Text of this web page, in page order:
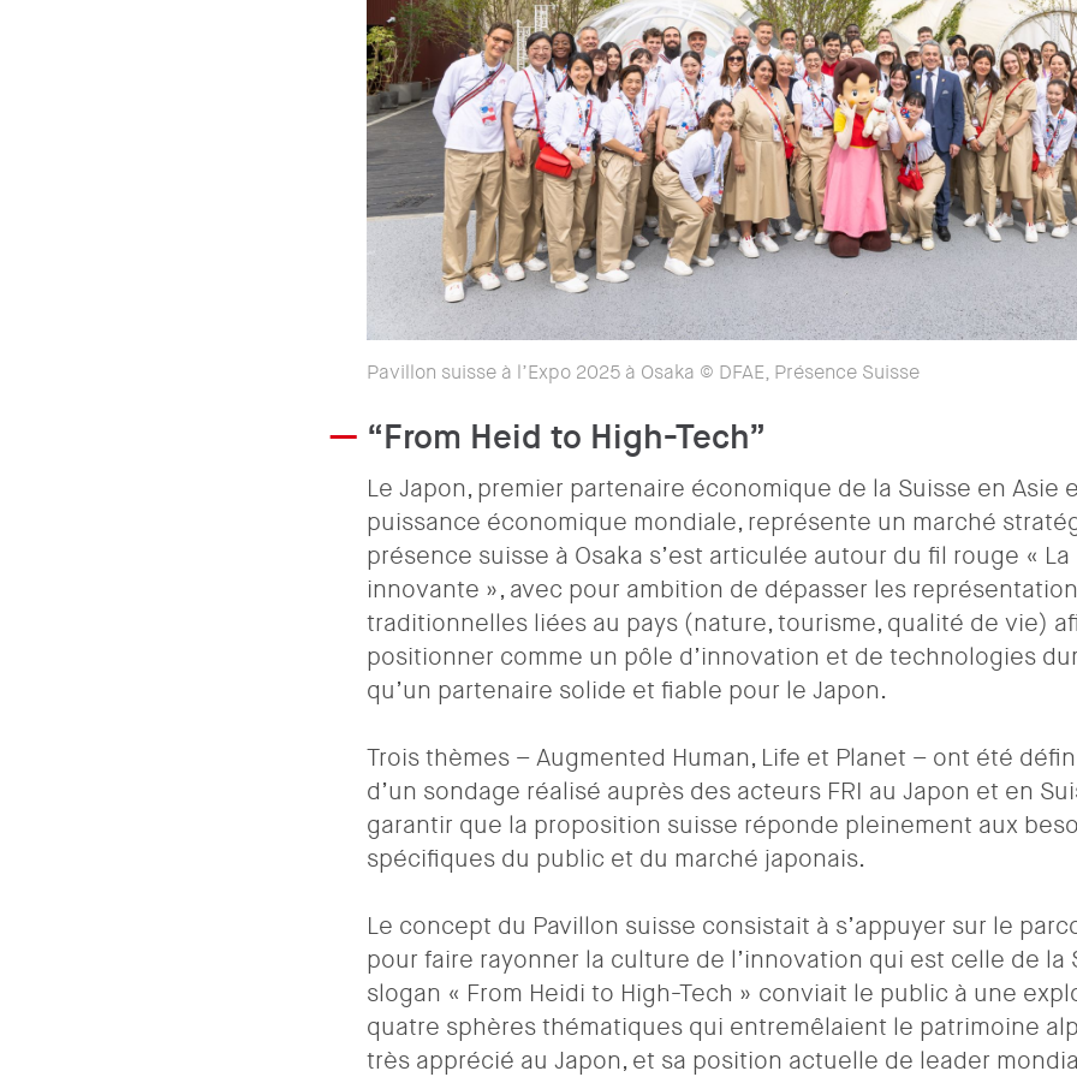
Pavillon suisse à l’Expo 2025 à Osaka © DFAE, Présence Suisse
“From Heid to High-Tech”
Le Japon, premier partenaire économique de la Suisse en Asie
puissance économique mondiale, représente un marché
présence suisse à Osaka s’est articulée autour du fil rouge « La
innovante », avec pour ambition de dépasser les
traditionnelles liées au pays (nature, tourisme, qualité de vie)
positionner comme un pôle d’innovation et de technologies
qu’un partenaire solide et fiable pour le Japon.
Trois thèmes – Augmented Human, Life et Planet – ont été
d’un sondage réalisé auprès des acteurs FRI au Japon et en
garantir que la proposition suisse réponde pleinement aux
spécifiques du public et du marché japonais.
Le concept du Pavillon suisse consistait à s’appuyer sur le
pour faire rayonner la culture de l’innovation qui est celle de la
slogan « From Heidi to High-Tech » conviait le public à une
quatre sphères thématiques qui entremêlaient le patrimoine
très apprécié au Japon, et sa position actuelle de leader